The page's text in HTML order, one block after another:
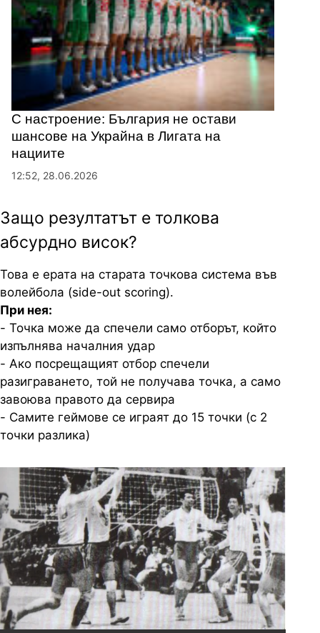
С настроение: България не остави
шансове на Украйна в Лигата на
нациите
12:52, 28.06.2026
Защо резултатът е толкова
абсурдно висок?
Това е ерата на старата точкова система във
волейбола (side-out scoring).
При нея:
- Точка може да спечели само отборът, който
изпълнява началния удар
- Ако посрещащият отбор спечели
разиграването, той не получава точка, а само
завоюва правото да сервира
- Самите геймове се играят до 15 точки (с 2
точки разлика)